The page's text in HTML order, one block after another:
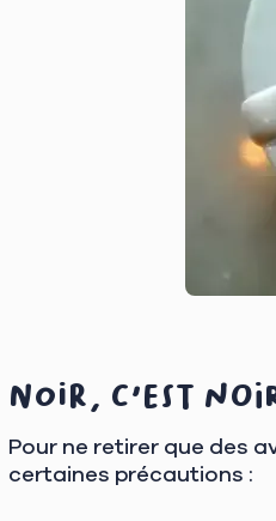
Noir, c'est
Pour ne retirer que des
certaines précautions :